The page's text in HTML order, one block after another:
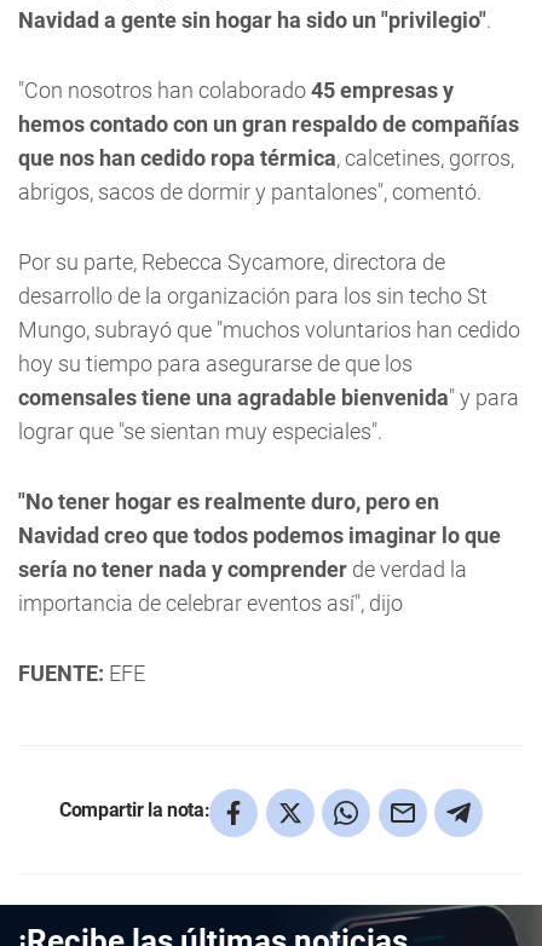
Navidad a gente sin hogar ha sido un "privilegio".
"Con nosotros han colaborado45 empresas y
hemos contado con un gran respaldo de compañías
que nos han cedido ropa térmica, calcetines, gorros,
abrigos, sacos de dormir y pantalones", comentó.
Por su parte, Rebecca Sycamore, directora de
desarrollo de la organización para los sin techo St
Mungo, subrayó que "muchos voluntarios han cedido
hoy su tiempo para asegurarse de que los
comensales tiene una agradable bienvenida" y para
lograr que "se sientan muy especiales".
"No tener hogar es realmente duro, pero en
Navidad creo que todos podemos imaginar lo que
sería no tener nada y comprender de verdad la
importancia de celebrar eventos así", dijo
FUENTE: EFE
Compartir la nota: